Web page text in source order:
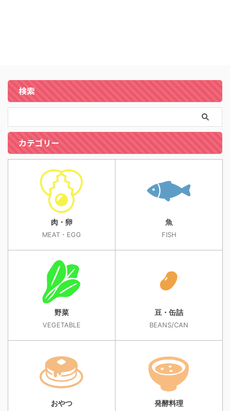
検索
カテゴリー
肉・卵
MEAT・EGG
魚
FISH
野菜
VEGETABLE
豆・缶詰
BEANS/CAN
おやつ 発酵料理